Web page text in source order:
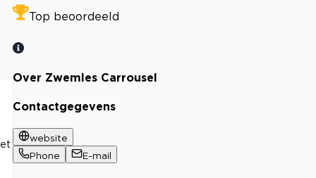
Top beoordeeld
Over Zwemles Carrousel
Contactgegevens
website
Phone
E-mail